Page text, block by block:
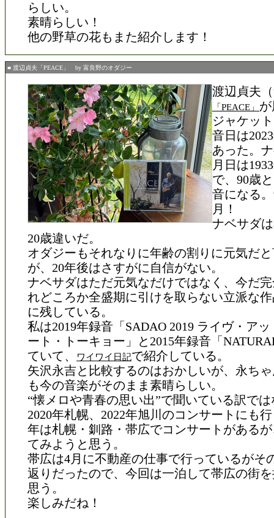
らしい。
素晴らしい！
他の野草の花もまた紹介します！
■ 渡辺貞夫「PEACE」 by 富良野のオダジー
渡辺貞夫
「PEACE」
ジャケッ
音日は
あった。
月日は
で、90歳
音になる
月！
ナベサダ
20歳違いだ。
オダジーもそれなりに年齢の割りに元気だ
が、20年後はさすがに自信がない。
ナベサダはただ元気なだけではなく、今だ
れどころか全盛期に引けを取らない立派な
に残している。
私は2019年録音「SADAO 2019 ライヴ・ア
ート・トーキョー」と2015年録音「
ていて、
ワイワイ日記で紹介している。
矢沢永吉と比較するのはおかしいが、永ち
も今の音楽がそのまま素晴らしい。
“懐メロや青春の思い出”で聞いている訳で
2020年札幌、2022年旭川のコンサートにも
年は札幌・釧路・帯広でコンサートがある
てみようと思う。
帯広は4月に不動産の仕事で行っているがそ
返りだったので、今回は一泊して帯広の街
思う。
楽しみだね！